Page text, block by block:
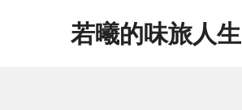
若曦的味旅人生